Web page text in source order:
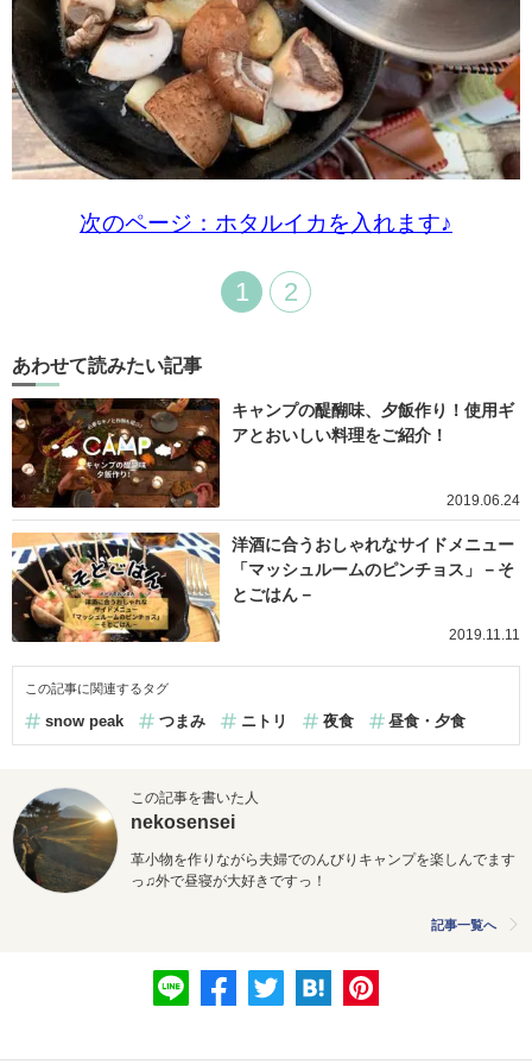
次のページ：ホタルイカを入れます♪
1 2
あわせて読みたい記事
キャンプの醍醐味、夕飯作り！使用ギ
アとおいしい料理をご紹介！
2019.06.24
洋酒に合うおしゃれなサイドメニュー
「マッシュルームのピンチョス」－そ
とごはん－
2019.11.11
この記事に関連するタグ
snow peak つまみ ニトリ 夜食 昼食・夕食
この記事を書いた人
nekosensei
革小物を作りながら夫婦でのんびりキャンプを楽しんでます
っ♫外で昼寝が大好きですっ！
記事一覧へ